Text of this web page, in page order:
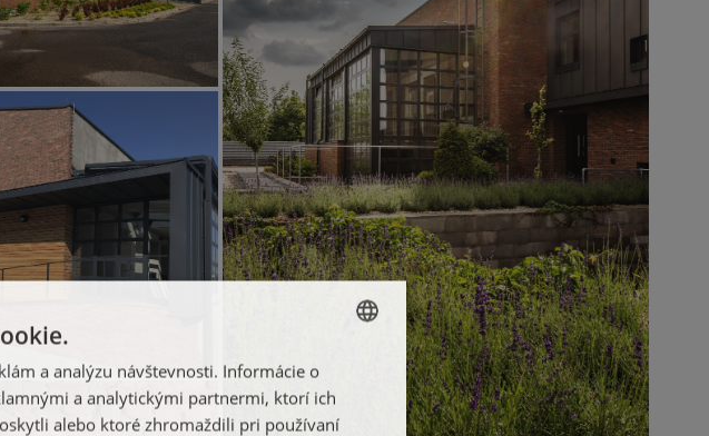
SLOVAK
ENGLISH
a analýzu návštevnosti. Informácie o
a analytickými partnermi, ktorí ich
alebo ktoré zhromaždili pri používaní